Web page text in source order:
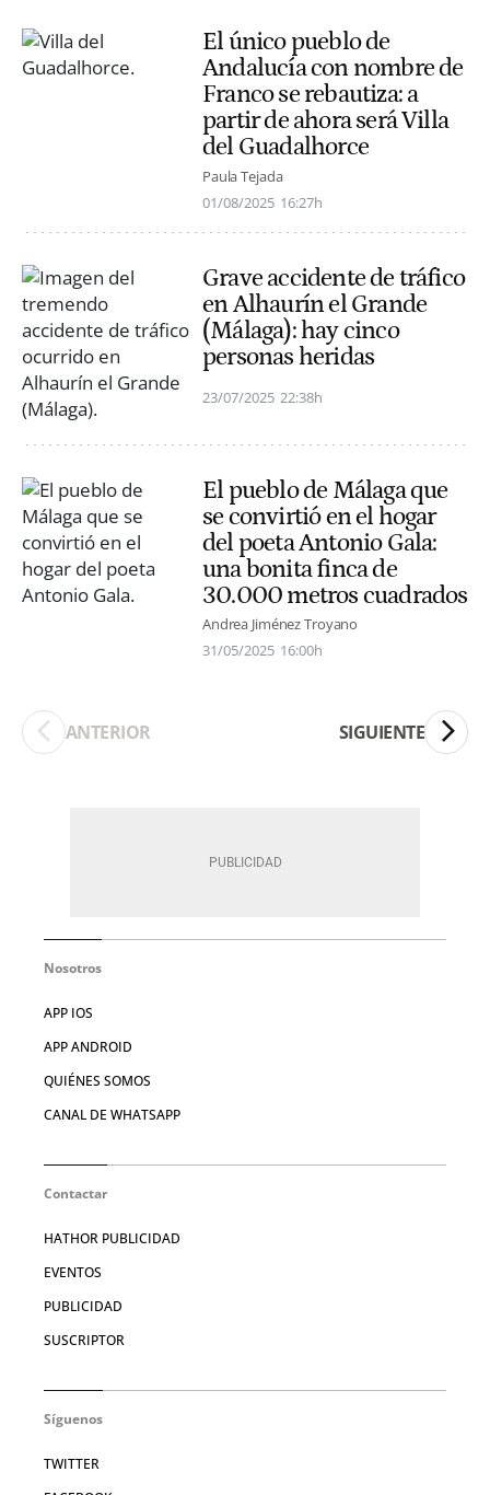
El único pueblo de
Andalucía con nombre de
Franco se rebautiza: a
partir de ahora será Villa
del Guadalhorce
Paula Tejada
01/08/2025 16:27h
Grave accidente de tráfico
en Alhaurín el Grande
(Málaga): hay cinco
personas heridas
23/07/2025 22:38h
El pueblo de Málaga que
se convirtió en el hogar
del poeta Antonio Gala:
una bonita finca de
30.000 metros cuadrados
Andrea Jiménez Troyano
31/05/2025 16:00h
ANTERIOR SIGUIENTE
Nosotros
APP IOS
APP ANDROID
QUIÉNES SOMOS
CANAL DE WHATSAPP
Contactar
HATHOR PUBLICIDAD
EVENTOS
PUBLICIDAD
SUSCRIPTOR
Síguenos
TWITTER